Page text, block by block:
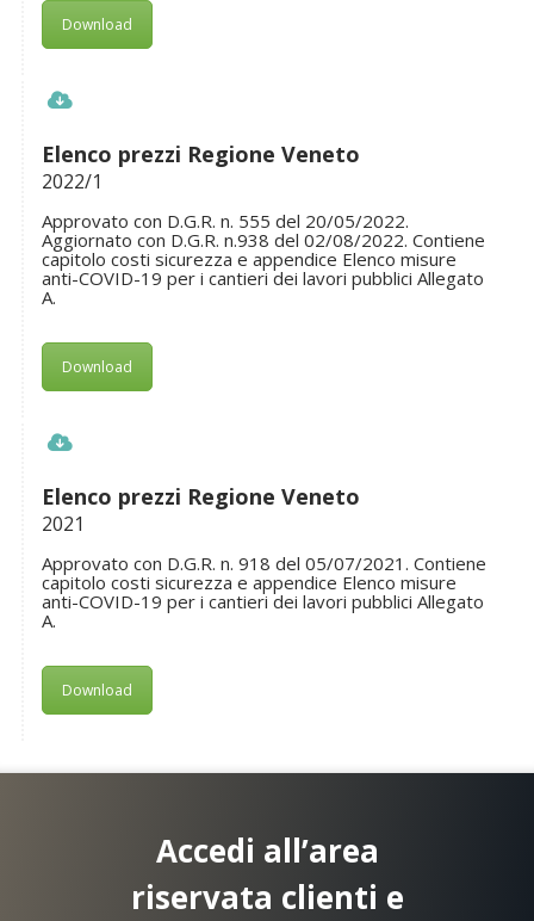
Download
Elenco prezzi Regione Veneto
2022/1
Approvato con D.G.R. n. 555 del 20/05/2022.
Aggiornato con D.G.R. n.938 del 02/08/2022. Contiene
capitolo costi sicurezza e appendice Elenco misure
anti-COVID-19 per i cantieri dei lavori pubblici Allegato
A.
Download
Elenco prezzi Regione Veneto
2021
Approvato con D.G.R. n. 918 del 05/07/2021. Contiene
capitolo costi sicurezza e appendice Elenco misure
anti-COVID-19 per i cantieri dei lavori pubblici Allegato
A.
Download
Accedi all’area
riservata clienti e